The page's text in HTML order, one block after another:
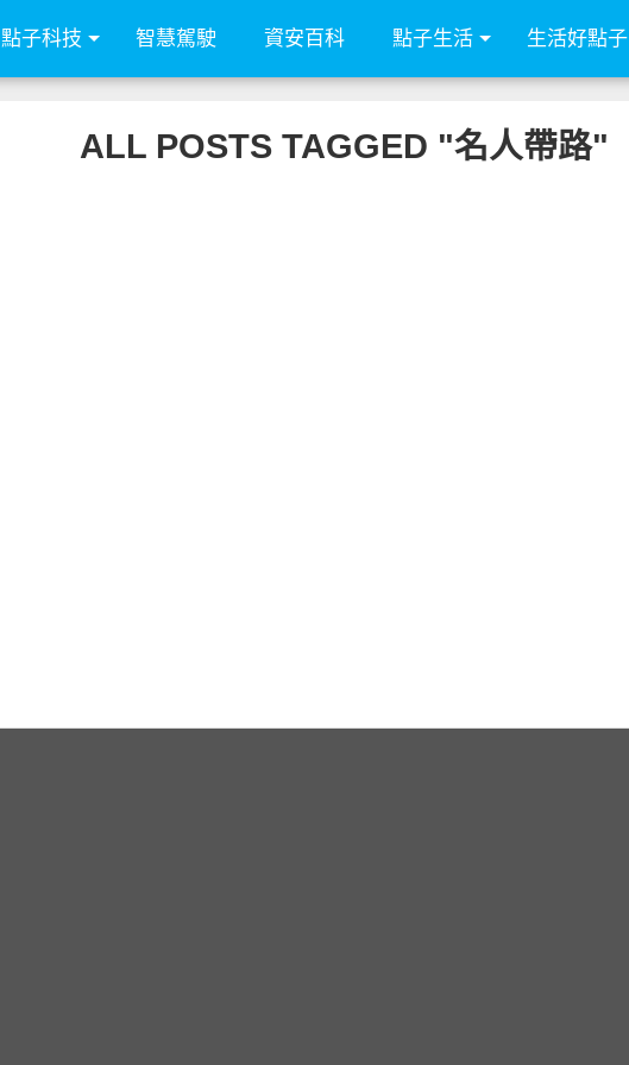
點子科技 智慧駕駛 資安百科 點子生活 生活好點子
ALL POSTS TAGGED "名人帶路"